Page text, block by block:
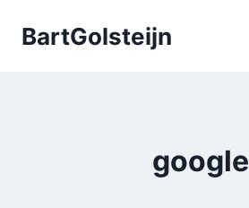
naarBartGolsteijn
google